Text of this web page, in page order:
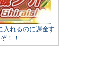
入れるのに課金す
！！